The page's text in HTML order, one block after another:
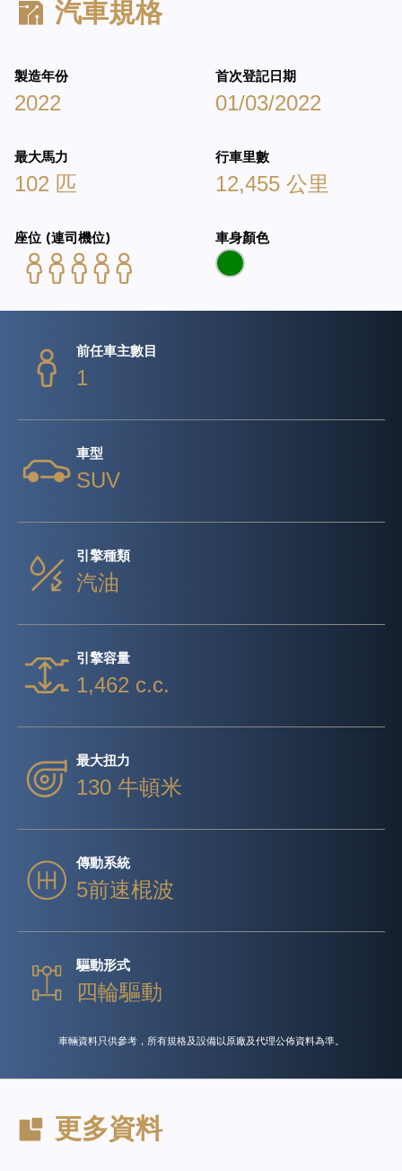
汽車規格
製造年份
2022
首次登記日期
01/03/2022
最大馬力
102 匹
行車里數
12,455 公里
座位 (連司機位) 車身顏色
前任車主數目
1
車型
SUV
引擎種類
汽油
引擎容量
1,462 c.c.
最大扭力
130 牛頓米
傳動系統
5前速棍波
驅動形式
四輪驅動
車輛資料只供參考，所有規格及設備以原廠及代理公佈資料為準。
更多資料